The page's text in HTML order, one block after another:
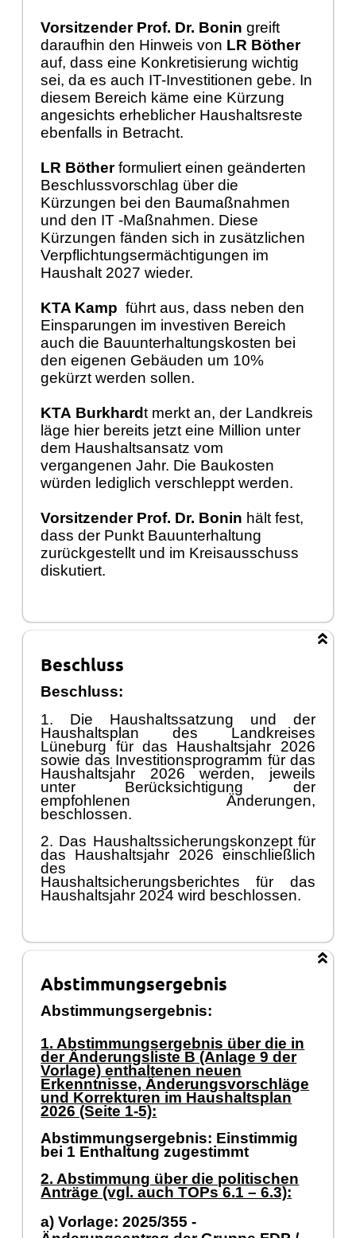
Vorsitzender Prof. Dr. Bonin greift
daraufhin den Hinweis von LR Böther
auf, dass eine Konkretisierung wichtig
sei, da es auch IT-Investitionen gebe. In
diesem Bereich käme eine Kürzung
angesichts erheblicher Haushaltsreste
ebenfalls in Betracht.
LR Bötherformuliert einen geänderten
Beschlussvorschlag über die
Kürzungen bei den Baumaßnahmen
und den IT -Maßnahmen. Diese
Kürzungen fänden sich in zusätzlichen
Verpflichtungsermächtigungen im
Haushalt 2027 wieder.
KTA Kamp führt aus, dass neben den
Einsparungen im investiven Bereich
auch die Bauunterhaltungskosten bei
den eigenen Gebäuden um 10%
gekürzt werden sollen.
KTA Burkhardt merkt an, der Landkreis
läge hier bereits jetzt eine Million unter
dem Haushaltsansatz vom
vergangenen Jahr. Die Baukosten
würden lediglich verschleppt werden.
Vorsitzender Prof. Dr. Bonin hält fest,
dass der Punkt Bauunterhaltung
zurückgestellt und im Kreisausschuss
diskutiert.
Beschluss
Beschluss:
1. Die Haushaltssatzung und der
Haushaltsplan des Landkreises
Lüneburg für das Haushaltsjahr 2026
sowie das Investitionsprogramm für das
Haushaltsjahr 2026 werden, jeweils
unter Berücksichtigung der
empfohlenen Änderungen,
beschlossen.
2. Das Haushaltssicherungskonzept für
das Haushaltsjahr 2026 einschließlich
des
Haushaltsicherungsberichtes für das
Haushaltsjahr 2024 wird beschlossen.
Abstimmungsergebnis
Abstimmungsergebnis:
1. Abstimmungsergebnis über die in
der Änderungsliste B (Anlage 9 der
Vorlage) enthaltenen neuen
Erkenntnisse, Änderungsvorschläge
und Korrekturen im Haushaltsplan
2026 (Seite 1-5):
Abstimmungsergebnis: Einstimmig
bei 1 Enthaltung zugestimmt
2. Abstimmung über die politischen
Anträge (vgl. auch TOPs 6.1 – 6.3):
a) Vorlage: 2025/355 -